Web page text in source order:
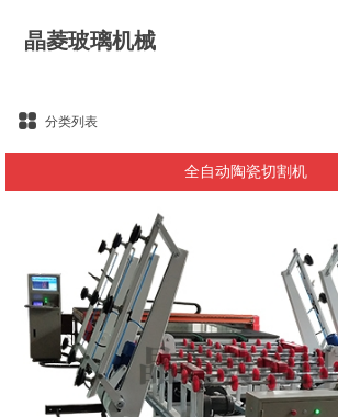
晶菱玻璃机械
分类列表
全自动陶瓷切割机